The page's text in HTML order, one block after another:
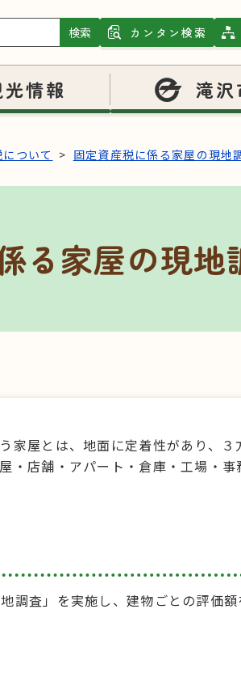
検索 カンタン検索
情報 滝沢
ついて 固定資産税に係る家屋の現地
る家屋の現地
家屋とは、地面に定着性があり、
・店舗・アパート・倉庫・工場・
調査」を実施し、建物ごとの評価